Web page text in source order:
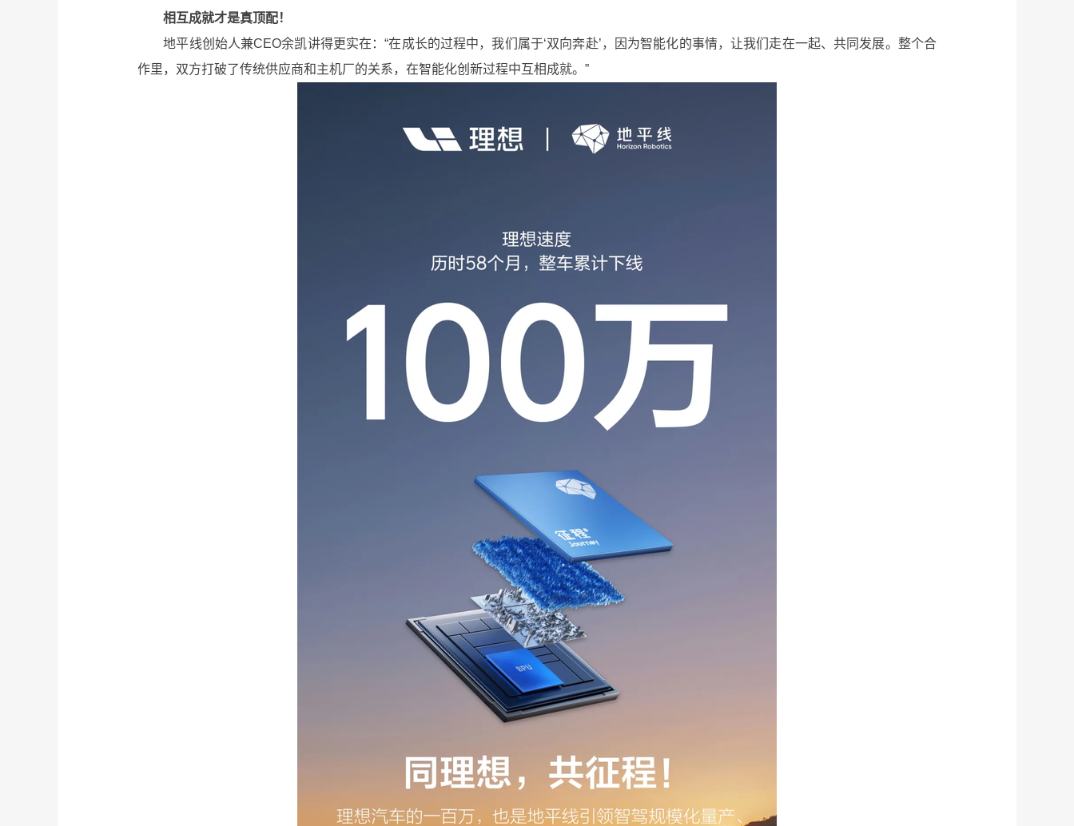
相互成就才是真顶配！
地平线创始人兼CEO余凯讲得更实在：“在成长的过程中，我们属于‘双向奔赴’，因为智能化的事情，让我们走在一起、共同发展。整个合
作里，双方打破了传统供应商和主机厂的关系，在智能化创新过程中互相成就。”